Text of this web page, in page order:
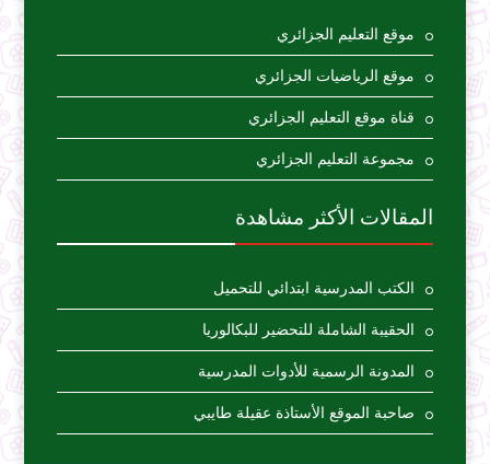
موقع التعليم الجزائري
موقع الرياضيات الجزائري
قناة موقع التعليم الجزائري
مجموعة التعليم الجزائري
المقالات الأكثر مشاهدة
الكتب المدرسية ابتدائي للتحميل
الحقيبة الشاملة للتحضير للبكالوريا
المدونة الرسمية للأدوات المدرسية
صاحبة الموقع الأستاذة عقيلة طايبي